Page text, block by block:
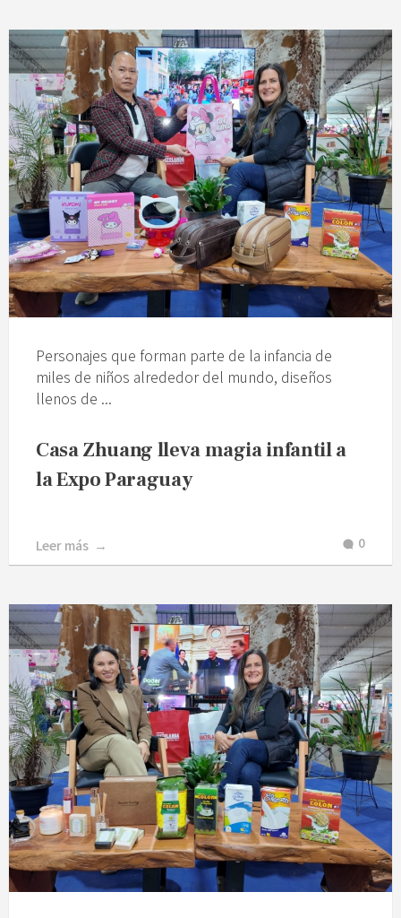
Casa Zhuang lleva magia infantil a
la Expo Paraguay
Personajes que forman parte de la infancia de
miles de niños alrededor del mundo, diseños
llenos de ...
Leer más 0